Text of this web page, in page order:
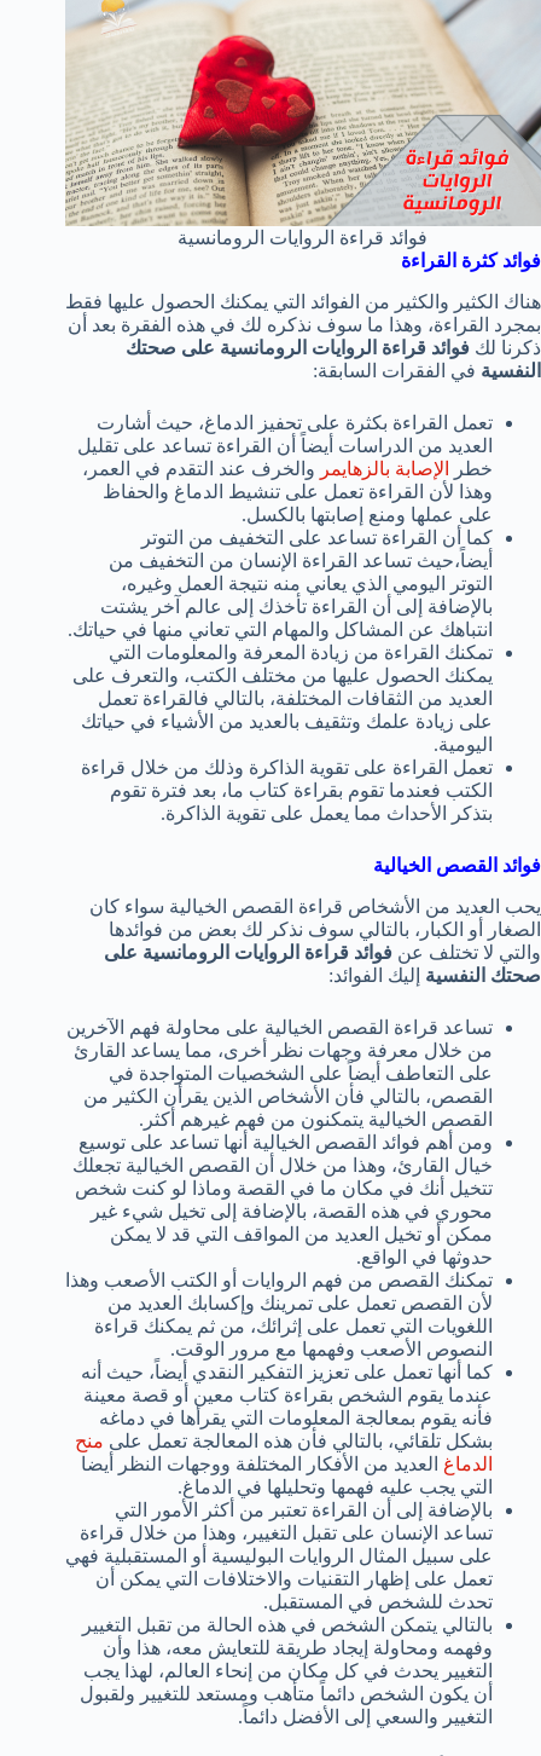
فوائد قراءة الروايات الرومانسية
فوائد كثرة القراءة
هناك الكثير والكثير من الفوائد التي يمكنك الحصول عليها فقط
بمجرد القراءة، وهذا ما سوف نذكره لك في هذه الفقرة بعد أن
ذكرنا لك فوائد قراءة الروايات الرومانسية على صحتك
النفسية في الفقرات السابقة:
تعمل القراءة بكثرة على تحفيز الدماغ، حيث أشارت
العديد من الدراسات أيضاً أن القراءة تساعد على تقليل
خطر
الإصابة بالزهايمر والخرف عند التقدم في العمر،
وهذا لأن القراءة تعمل على تنشيط الدماغ والحفاظ
على عملها ومنع إصابتها بالكسل.
كما أن القراءة تساعد على التخفيف من التوتر
أيضاً،حيث تساعد القراءة الإنسان من التخفيف من
التوتر اليومي الذي يعاني منه نتيجة العمل وغيره،
بالإضافة إلى أن القراءة تأخذك إلى عالم آخر يشتت
انتباهك عن المشاكل والمهام التي تعاني منها في حياتك.
تمكنك القراءة من زيادة المعرفة والمعلومات التي
يمكنك الحصول عليها من مختلف الكتب، والتعرف على
العديد من الثقافات المختلفة، بالتالي فالقراءة تعمل
على زيادة علمك وتثقيف بالعديد من الأشياء في حياتك
اليومية.
تعمل القراءة على تقوية الذاكرة وذلك من خلال قراءة
الكتب فعندما تقوم بقراءة كتاب ما، بعد فترة تقوم
بتذكر الأحداث مما يعمل على تقوية الذاكرة.
فوائد القصص الخيالية
يحب العديد من الأشخاص قراءة القصص الخيالية سواء كان
الصغار أو الكبار، بالتالي سوف نذكر لك بعض من فوائدها
والتي لا تختلف عن فوائد قراءة الروايات الرومانسية على
صحتك النفسية إليك الفوائد:
تساعد قراءة القصص الخيالية على محاولة فهم الآخرين
من خلال معرفة وجهات نظر أخرى، مما يساعد القارئ
على التعاطف أيضاً على الشخصيات المتواجدة في
القصص، بالتالي فأن الأشخاص الذين يقرأن الكثير من
القصص الخيالية يتمكنون من فهم غيرهم أكثر.
ومن أهم فوائد القصص الخيالية أنها تساعد على توسيع
خيال القارئ، وهذا من خلال أن القصص الخيالية تجعلك
تتخيل أنك في مكان ما في القصة وماذا لو كنت شخص
محوري في هذه القصة، بالإضافة إلى تخيل شيء غير
ممكن أو تخيل العديد من المواقف التي قد لا يمكن
حدوثها في الواقع.
تمكنك القصص من فهم الروايات أو الكتب الأصعب وهذا
لأن القصص تعمل على تمرينك وإكسابك العديد من
اللغويات التي تعمل على إثرائك، من ثم يمكنك قراءة
النصوص الأصعب وفهمها مع مرور الوقت.
كما أنها تعمل على تعزيز التفكير النقدي أيضاً، حيث أنه
عندما يقوم الشخص بقراءة كتاب معين أو قصة معينة
فأنه يقوم بمعالجة المعلومات التي يقرأها في دماغه
بشكل تلقائي، بالتالي فأن هذه المعالجة تعمل على منح
الدماغ العديد من الأفكار المختلفة ووجهات النظر أيضا
التي يجب عليه فهمها وتحليلها في الدماغ.
بالإضافة إلى أن القراءة تعتبر من أكثر الأمور التي
تساعد الإنسان على تقبل التغيير، وهذا من خلال قراءة
على سبيل المثال الروايات البوليسية أو المستقبلية فهي
تعمل على إظهار التقنيات والاختلافات التي يمكن أن
تحدث للشخص في المستقبل.
بالتالي يتمكن الشخص في هذه الحالة من تقبل التغيير
وفهمه ومحاولة إيجاد طريقة للتعايش معه، هذا وأن
التغيير يحدث في كل مكان من إنحاء العالم، لهذا يجب
أن يكون الشخص دائماً متأهب ومستعد للتغيير ولقبول
التغيير والسعي إلى الأفضل دائماً.